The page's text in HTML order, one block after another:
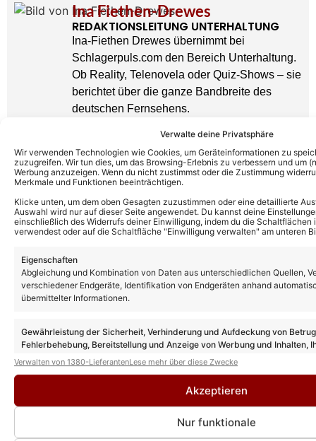
Verwalte deine Privatsphäre
Wir verwenden Technologien wie Cookies, um Geräteinformationen zu
zuzugreifen. Wir tun dies, um das Browsing-Erlebnis zu verbessern und um
Werbung anzuzeigen. Wenn du nicht zustimmst oder die Zustimmung
Merkmale und Funktionen beeinträchtigen.
Klicke unten, um dem oben Gesagten zuzustimmen oder eine detaillierte
Auswahl wird nur auf dieser Seite angewendet. Du kannst deine
einschließlich des Widerrufs deiner Einwilligung, indem du die
verwendest oder auf die Schaltfläche "Einwilligung verwalten" am unteren
Eigenschaften
Abgleichung und Kombination von Daten aus unterschiedlichen Quellen,
verschiedener Endgeräte, Identifikation von Endgeräten anhand
übermittelter Informationen.
Gewährleistung der Sicherheit, Verhinderung und Aufdeckung von
Fehlerbehebung, Bereitstellung und Anzeige von Werbung und Inhalten,
Entscheidungen zum Datenschutz speichern und übermitteln.
Verwalten von 1380-LieferantenLese mehr über diese Zwecke
Akzeptieren
Nur funktionale
Ina Fiethen-Drewes
REDAKTIONSLEITUNG UNTERHALTUNG
Ina-Fiethen Drewes übernimmt bei
Schlagerpuls.com den Bereich Unterhaltung.
Ob Reality, Telenovela oder Quiz-Shows – sie
berichtet über die ganze Bandbreite des
deutschen Fernsehens.
INA FIETHEN-DREWES